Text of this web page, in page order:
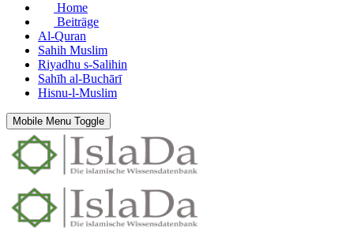
Home
Beiträge
Al-Quran
Sahih Muslim
Riyadhu s-Salihin
Sahīh al-Buchārī
Hisnu-l-Muslim
Mobile Menu Toggle